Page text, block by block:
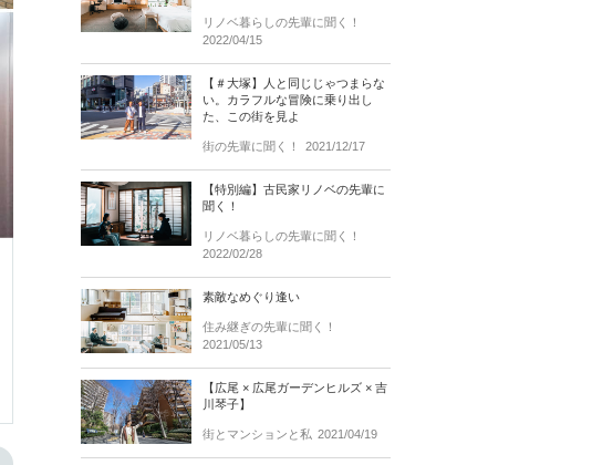
リノベ暮らしの先輩に聞く！
2022/04/15
【＃大塚】人と同じじゃつまらな
い。カラフルな冒険に乗り出し
た、この街を見よ
街の先輩に聞く！ 2021/12/17
【特別編】古民家リノベの先輩に
聞く！
リノベ暮らしの先輩に聞く！
2022/02/28
素敵なめぐり逢い
住み継ぎの先輩に聞く！
2021/05/13
【広尾 × 広尾ガーデンヒルズ × 吉
川琴子】
街とマンションと私 2021/04/19